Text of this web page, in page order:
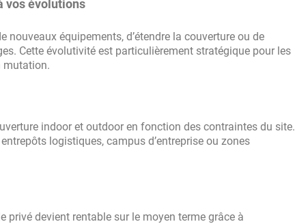
vos évolutions
nouveaux équipements, d’étendre la couverture ou de
Cette évolutivité est particulièrement stratégique pour les
mutation.
indoor et outdoor en fonction des contraintes du site.
logistiques, campus d’entreprise ou zones
privé devient rentable sur le moyen terme grâce à